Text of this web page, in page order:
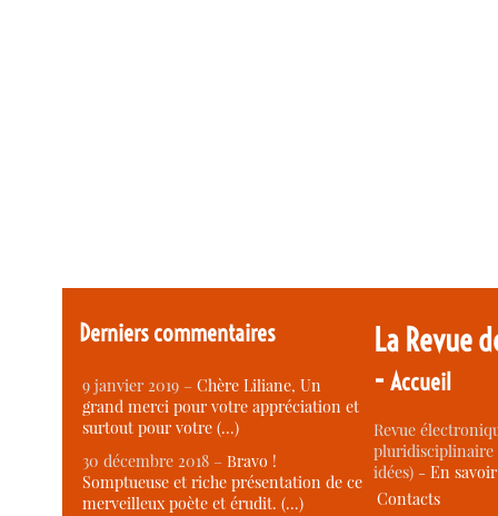
Derniers commentaires
9 janvier 2019 –Chère Liliane, Un
grand merci pour votre appréciation et
surtout pour votre (…)
30 décembre 2018 –Bravo !
Somptueuse et riche présentation de ce
merveilleux poète et érudit. (…)
La Revue
-Accueil
Revue
idées) -En
Contacts